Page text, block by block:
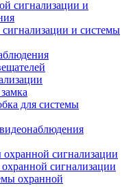
и системы
для системы
сигнализации
сигнализации
охранной